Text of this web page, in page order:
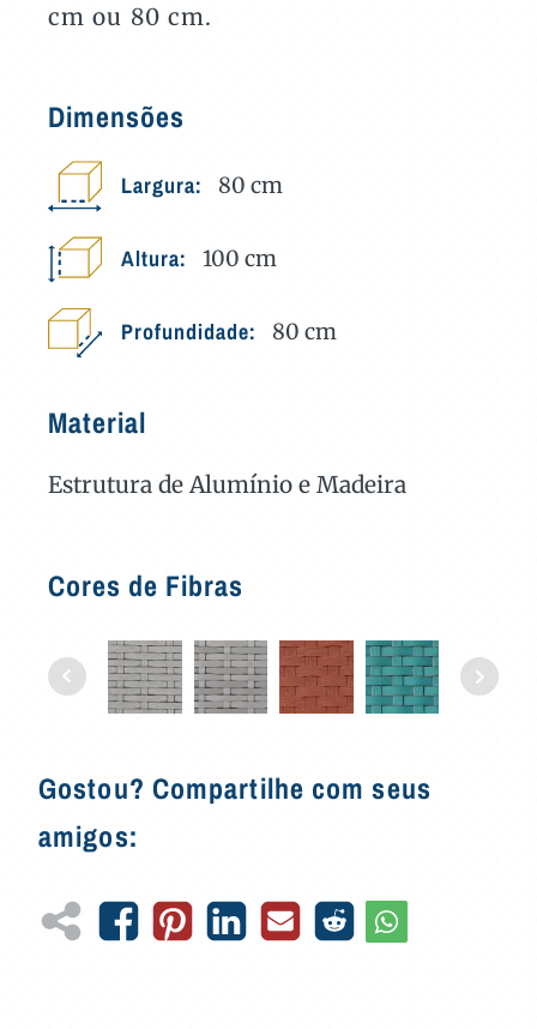
cm ou 80 cm.
Dimensões
Largura: 80 cm
Altura: 100 cm
Profundidade: 80 cm
Material
Estrutura de Alumínio e Madeira
Cores de Fibras
Gostou? Compartilhe com seus
amigos: